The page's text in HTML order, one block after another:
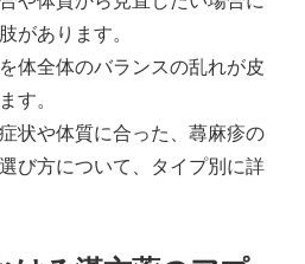
があります。
体全体のバランスの乱れが皮
す。
状や体質に合った、蕁麻疹の
び方について、タイプ別に詳